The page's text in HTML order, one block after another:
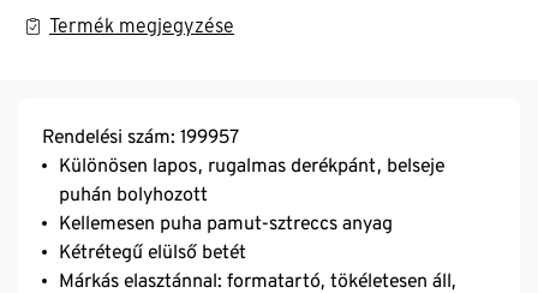
Termék megjegyzése
Rendelési szám: 199957
Különösen lapos, rugalmas derékpánt, belseje
puhán bolyhozott
Kellemesen puha pamut-sztreccs anyag
Kétrétegű elülső betét
Márkás elasztánnal: formatartó, tökéletesen áll,